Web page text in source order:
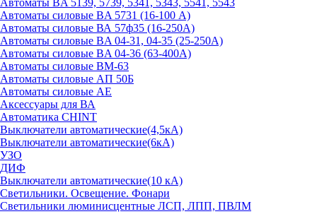
Автоматы BA 5139, 5739, 5341, 5343, 5541, 5543
Автоматы силовые BA 5731 (16-100 А)
Автоматы силовые ВА 57ф35 (16-250А)
Автоматы силовые BA 04-31, 04-35 (25-250А)
Автоматы силовые BA 04-36 (63-400А)
Автоматы силовые ВМ-63
Автоматы силовые АП 50Б
Автоматы силовые АЕ
Аксессуары для ВА
Автоматика CHINT
Выключатели автоматические(4,5кА)
Выключатели автоматические(6кА)
УЗО
ДИФ
Выключатели автоматические(10 кА)
Светильники. Освещение. Фонари
Светильники люминисцентные ЛСП, ЛПП, ПВЛМ